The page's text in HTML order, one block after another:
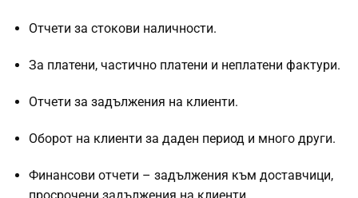
Отчети за стокови наличности.
За платени, частично платени и неплатени фактури.
Отчети за задължения на клиенти.
Оборот на клиенти за даден период и много други.
Финансови отчети – задължения към доставчици,